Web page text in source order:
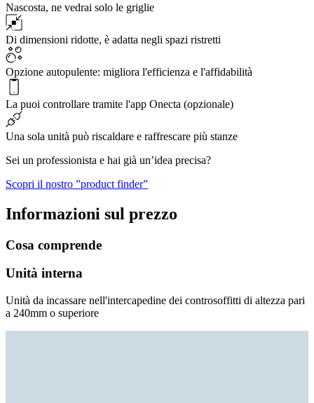
Nascosta, ne vedrai solo le griglie
Di dimensioni ridotte, è adatta negli spazi ristretti
Opzione autopulente: migliora l'efficienza e l'affidabilità
La puoi controllare tramite l'app Onecta (opzionale)
Una sola unità può riscaldare e raffrescare più stanze
Sei un professionista e hai già un’idea precisa?
Scopri il nostro ”product finder”
Informazioni sul prezzo
Cosa comprende
Unità interna
Unità da incassare nell'intercapedine dei controsoffitti di altezza pari
a 240mm o superiore